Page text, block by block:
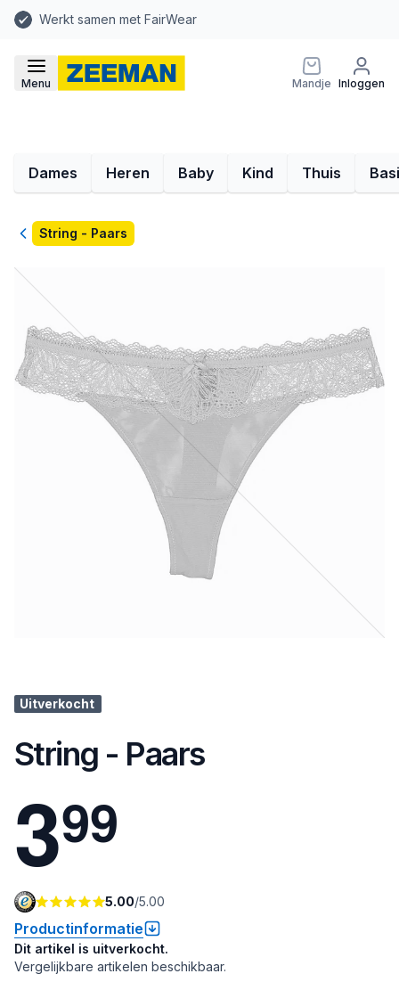
Werkt samen met FairWear
Menu Mandje Inloggen
Dames Heren Baby Kind Thuis
TerugString - Paars
Uitverkocht
String - Paars
399
5.00/5.00
Productinformatie
Dit artikel is uitverkocht.
Vergelijkbare artikelen beschikbaar.